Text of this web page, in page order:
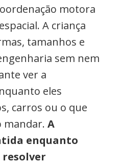
motora
A criança
tamanhos e
sem nem
ver a
eles
carros ou o que
mandar. A
enquanto
resolver